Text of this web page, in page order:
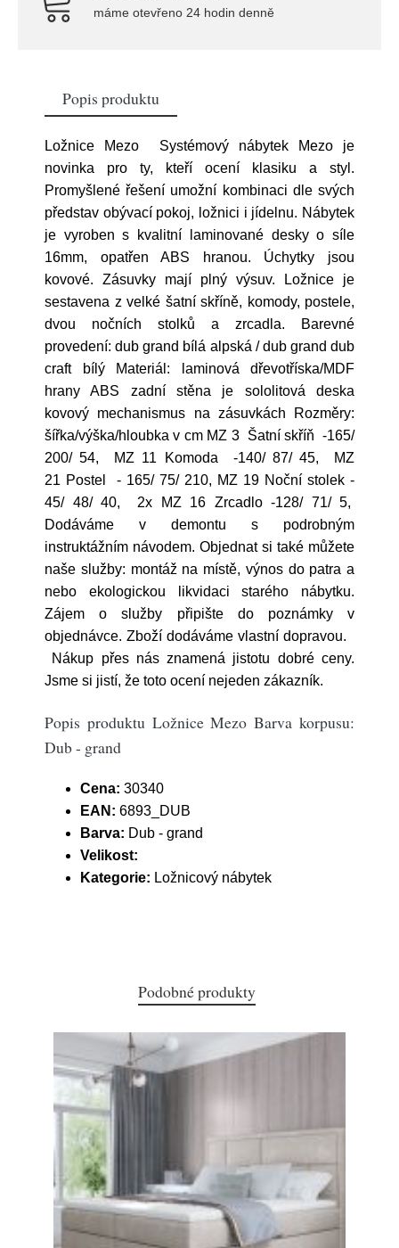
máme otevřeno 24 hodin denně
Popis produktu
Ložnice Mezo Systémový nábytek Mezo je
novinka pro ty, kteří ocení klasiku a styl.
Promyšlené řešení umožní kombinaci dle svých
představ obývací pokoj, ložnici i jídelnu. Nábytek
je vyroben s kvalitní laminované desky o síle
16mm, opatřen ABS hranou. Úchytky jsou
kovové. Zásuvky mají plný výsuv. Ložnice je
sestavena z velké šatní skříně, komody, postele,
dvou nočních stolků a zrcadla. Barevné
provedení: dub grand bílá alpská / dub grand dub
craft bílý Materiál: laminová dřevotříska/MDF
hrany ABS zadní stěna je sololitová deska
kovový mechanismus na zásuvkách Rozměry:
šířka/výška/hloubka v cm MZ 3 Šatní skříň -165/
200/ 54, MZ 11 Komoda -140/ 87/ 45, MZ
21 Postel - 165/ 75/ 210, MZ 19 Noční stolek -
45/ 48/ 40, 2x MZ 16 Zrcadlo -128/ 71/ 5,
Dodáváme v demontu s podrobným
instruktážním návodem. Objednat si také můžete
naše služby: montáž na místě, výnos do patra a
nebo ekologickou likvidaci starého nábytku.
Zájem o služby připište do poznámky v
objednávce. Zboží dodáváme vlastní dopravou.
Nákup přes nás znamená jistotu dobré ceny.
Jsme si jistí, že toto ocení nejeden zákazník.
Popis produktu Ložnice Mezo Barva korpusu:
Dub - grand
Cena: 30340
EAN: 6893_DUB
Barva: Dub - grand
Velikost:
Kategorie: Ložnicový nábytek
Podobné produkty